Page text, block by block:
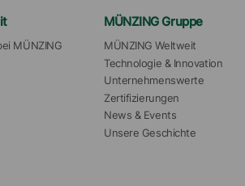
MÜNZING
MÜNZING Gruppe
MÜNZING Weltweit
Technologie & Innovation
Unternehmenswerte
Zertifizierungen
News & Events
Unsere Geschichte